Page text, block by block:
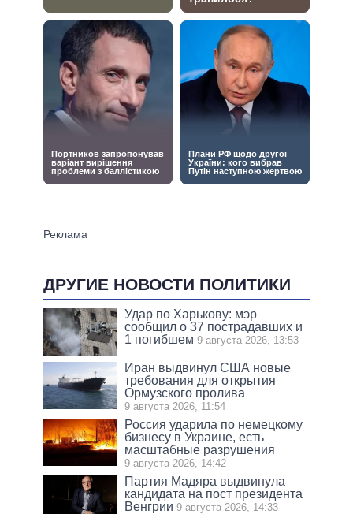
ДРУГИЕ НОВОСТИ ПОЛИТИКИ
Удар по Харькову: мэр
сообщил о 37 пострадавших и
1 погибшем 9 августа 2026, 13:53
Иран выдвинул США новые
требования для открытия
Ормузского пролива
9 августа 2026, 11:54
Россия ударила по немецкому
бизнесу в Украине, есть
масштабные разрушения
9 августа 2026, 14:42
Партия Мадяра выдвинула
кандидата на пост президента
Венгрии 9 августа 2026, 14:33